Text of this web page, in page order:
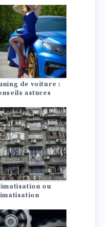
de voiture :
astuces
ou
sont les
?